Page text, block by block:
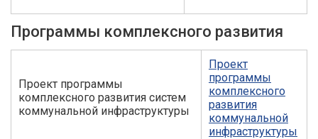
Программы комплексного развития
Проект программы
комплексного развития систем
коммунальной инфраструктуры
Проект
программы
комплексного
развития
коммунальной
инфраструктуры